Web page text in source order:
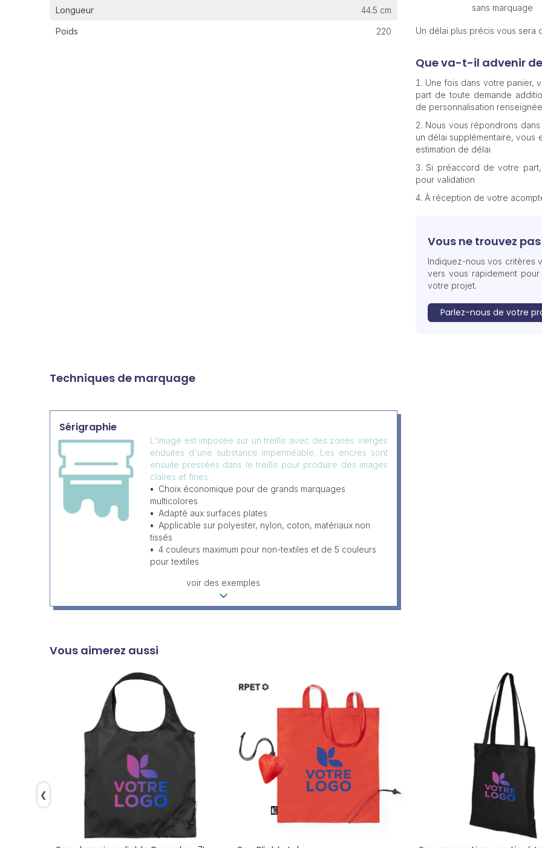
Longueur 44.5 cm
Poids 220
sans marquage
Un délai plus précis vous sera
Que va-t-il advenir
Une fois dans votre panier,
part de toute demande
de personnalisation
Nous vous répondrons
un délai supplémentaire, vous
estimation de délai
Si préaccord de votre
pour validation
À réception de votre
Vous ne trouvez
Indiquez-nous vos critères
vers vous rapidement
votre projet.
Parlez-nous de votre
Techniques de marquage
Sérigraphie
L'image est imposée sur un treillis avec des zones vierges
enduites d'une substance imperméable. Les encres sont
ensuite pressées dans le treillis pour produire des images
claires et fines.
Choix économique pour de grands marquages
multicolores
Adapté aux surfaces plates
Applicable sur polyester, nylon, coton, matériaux non
tissés
4 couleurs maximum pour non-textiles et de 5 couleurs
pour textiles
voir des exemples
Vous aimerez aussi
❮